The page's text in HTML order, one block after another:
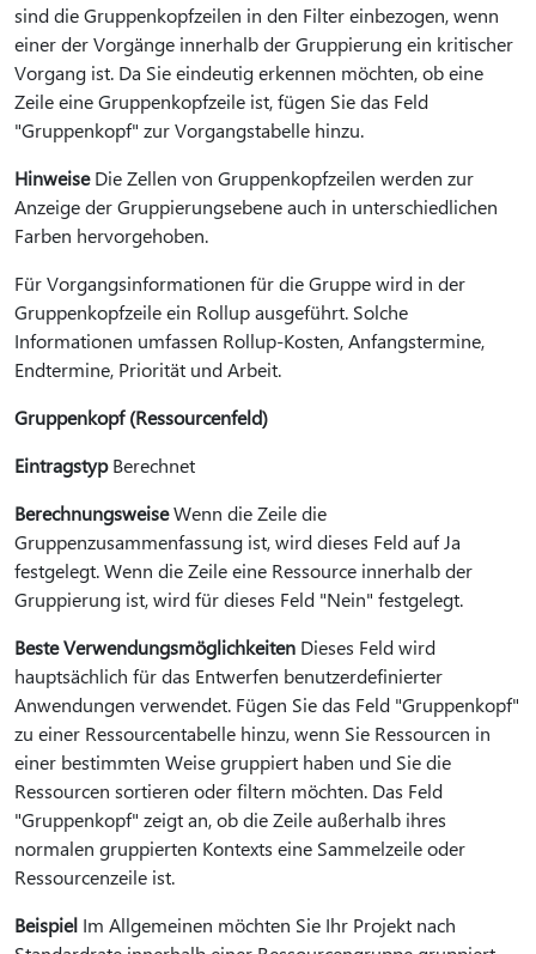
sind die Gruppenkopfzeilen in den Filter einbezogen, wenn
einer der Vorgänge innerhalb der Gruppierung ein kritischer
Vorgang ist. Da Sie eindeutig erkennen möchten, ob eine
Zeile eine Gruppenkopfzeile ist, fügen Sie das Feld
"Gruppenkopf" zur Vorgangstabelle hinzu.
HinweiseDie Zellen von Gruppenkopfzeilen werden zur
Anzeige der Gruppierungsebene auch in unterschiedlichen
Farben hervorgehoben.
Für Vorgangsinformationen für die Gruppe wird in der
Gruppenkopfzeile ein Rollup ausgeführt. Solche
Informationen umfassen Rollup-Kosten, Anfangstermine,
Endtermine, Priorität und Arbeit.
Gruppenkopf (Ressourcenfeld)
EintragstypBerechnet
BerechnungsweiseWenn die Zeile die
Gruppenzusammenfassung ist, wird dieses Feld auf Ja
festgelegt. Wenn die Zeile eine Ressource innerhalb der
Gruppierung ist, wird für dieses Feld "Nein" festgelegt.
Beste Verwendungsmöglichkeiten Dieses Feld wird
hauptsächlich für das Entwerfen benutzerdefinierter
Anwendungen verwendet. Fügen Sie das Feld "Gruppenkopf"
zu einer Ressourcentabelle hinzu, wenn Sie Ressourcen in
einer bestimmten Weise gruppiert haben und Sie die
Ressourcen sortieren oder filtern möchten. Das Feld
"Gruppenkopf" zeigt an, ob die Zeile außerhalb ihres
normalen gruppierten Kontexts eine Sammelzeile oder
Ressourcenzeile ist.
Beispiel Im Allgemeinen möchten Sie Ihr Projekt nach